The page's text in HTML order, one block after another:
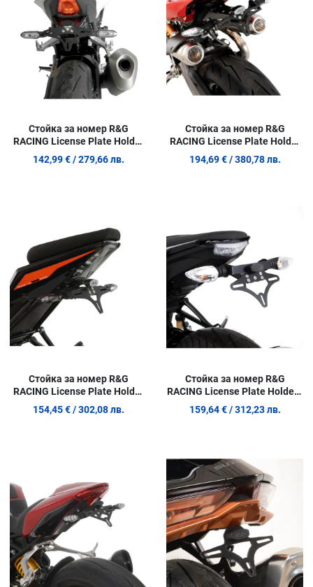
Quick View
Стойка за номер R&G
RACING License Plate Holder
Honda CBR650R / CB1000
142,99 € / 279,66 лв.
Стойка за номер R&G
RACING License Plate Holder
Ducati Panigale / Streetfigter
25-26
194,69 € / 380,78 лв.
Сравни продукт
Стойка за номер R&G
RACING License Plate Holder
Black KTM RC 390 22-26 / 125
22-26
154,45 € / 302,08 лв.
Стойка за номер R&G
RACING License Plate Holder -
Yamaha MT-125 20-26
159,64 € / 312,23 лв.
Сравни продукт
Quick View